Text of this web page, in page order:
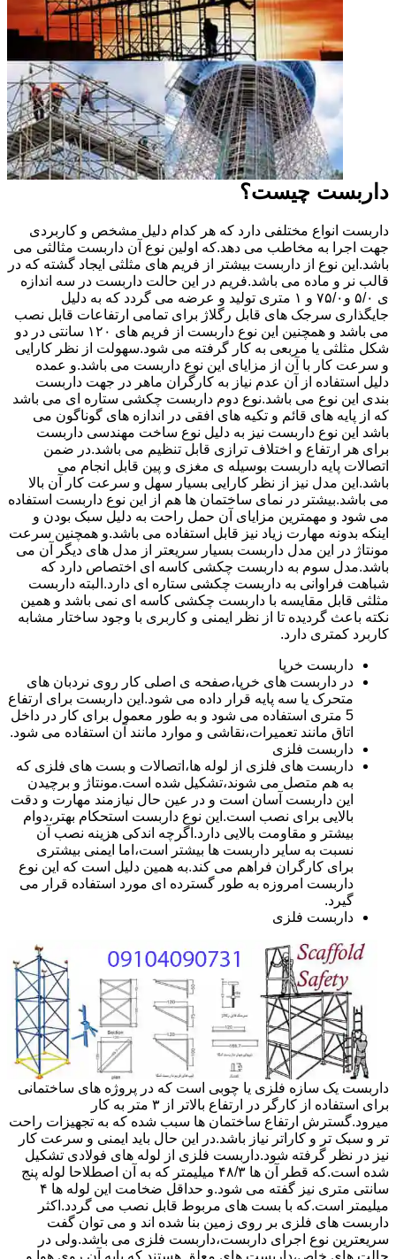
داربست چیست؟
داربست انواع مختلفی دارد که هر کدام دلیل مشخص و کاربردی
جهت اجرا به مخاطب می دهد.که اولین نوع آن داربست مثالثی می
باشد.این نوع از داربست بیشتر از فریم های مثلثی ایجاد گشته که در
قالب نر و ماده می باشد.فریم در این حالت داربست در سه اندازه
ی ۵/۰ و۷۵/۰ و ۱ متری تولید و عرضه می گردد که به دلیل
جایگذاری سرجک های قابل رگلاژ برای تمامی ارتفاعات قابل نصب
می باشد و همچنین این نوع داربست از فریم های ۱۲۰ سانتی در دو
شکل مثلثی یا مربعی به کار گرفته می شود.سهولت از نظر کارایی
و سرعت کار با آن از مزایای این نوع داربست می باشد.و عمده
دلیل استفاده از آن عدم نیاز به کارگران ماهر در جهت داربست
بندی این نوع می باشد.نوع دوم داربست چکشی ستاره ای می باشد
که از پایه های قائم و تکیه های افقی در اندازه های گوناگون می
باشد این نوع داربست نیز به دلیل نوع ساخت مهندسی داربست
برای هر ارتفاع و اختلاف ترازی قابل تنظیم می باشد.در ضمن
اتصالات پایه داربست بوسیله ی مغزی و پین قابل انجام می
باشد.این مدل نیز از نظر کارایی بسیار سهل و سرعت کار آن بالا
می باشد.بیشتر در نمای ساختمان ها هم از این نوع داربست استفاده
می شود و مهمترین مزایای آن حمل راحت به دلیل سبک بودن و
اینکه بدونه مهارت زیاد نیز قابل استفاده می باشد.و همچنین سرعت
مونتاژ در این مدل داربست بسیار سریعتر از مدل های دیگر آن می
باشد.مدل سوم به داربست چکشی کاسه ای اختصاص دارد که
شباهت فراوانی به داربست چکشی ستاره ای دارد.البته داربست
مثلثی قابل مقایسه با داربست چکشی کاسه ای نمی باشد و همین
نکته باعث گردیده تا از نظر ایمنی و کاربری با وجود ساختار مشابه
کاربرد کمتری دارد.
داربست خرپا
در داربست های خرپا،صفحه ی اصلی کار روی نردبان های
متحرک یا سه پایه قرار داده می شود.این داربست برای ارتفاع
5 متری استفاده می شود و به طور معمول برای کار در داخل
اتاق مانند تعمیرات،نقاشی و موارد مانند آن استفاده می شود.
داربست فلزی
داربست های فلزی از لوله ها،اتصالات و بست های فلزی که
به هم متصل می شوند،تشکیل شده است.مونتاژ و برچیدن
این داربست آسان است و در عین حال نیازمند مهارت و دقت
بالایی برای نصب است.این نوع داربست استحکام بهتر،دوام
بیشتر و مقاومت بالایی دارد.اگرچه اندکی هزینه نصب آن
نسبت به سایر داربست ها بیشتر است،اما ایمنی بیشتری
برای کارگران فراهم می کند.به همین دلیل است که این نوع
داربست امروزه به طور گسترده ای مورد استفاده قرار می
گیرد.
داربست فلزی
داربست یک سازه فلزی یا چوبی است که در پروژه های ساختمانی
برای استفاده از کارگر در ارتفاع بالاتر از ۳ متر به کار
میرود.گسترش ارتفاع ساختمان ها سبب شده که به تجهیزات راحت
تر و سبک تر و کاراتر نیاز باشد.در این حال باید ایمنی و سرعت کار
نیز در نظر گرفته شود.داربست فلزی از لوله های فولادی تشکیل
شده است.که قطر آن ها ۴۸/۳ میلیمتر که به آن اصطلاحا لوله پنج
سانتی متری نیز گفته می شود.و حداقل ضخامت این لوله ها ۴
میلیمتر است.که با بست های مربوط قابل نصب می گردد.اکثر
داربست های فلزی بر روی زمین بنا شده اند و می توان گفت
سریعترین نوع اجرای داربست،داربست فلزی می باشد.ولی در
حالت های خاص،داربست های معلق هستند که پایه آن روی هوا و